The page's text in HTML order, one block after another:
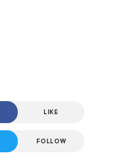
LIKE
FOLLOW